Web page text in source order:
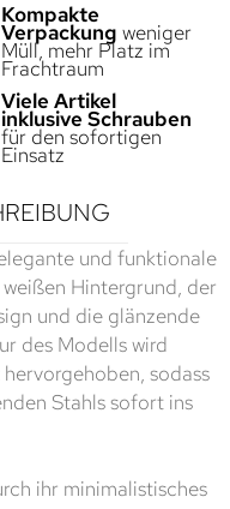
Kompakte
Verpackung weniger
Müll, mehr Platz im
Frachtraum
Viele Artikel
inklusive Schrauben
für den sofortigen
Einsatz
und funktionale
Hintergrund, der
und die glänzende
des Modells wird
sodass
Stahls sofort ins
ihr minimalistisches